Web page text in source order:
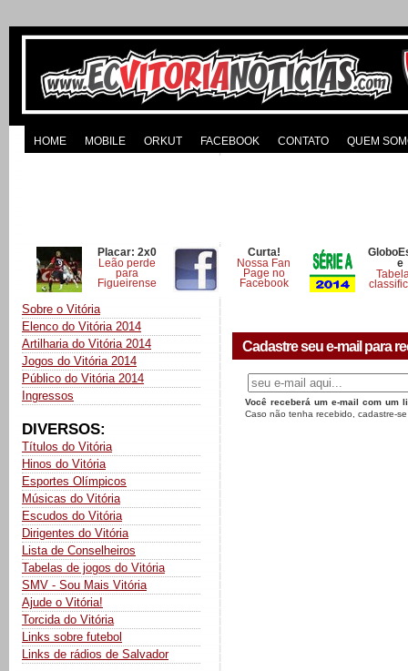
HOME MOBILE ORKUT FACEBOOK CONTATO QUEM
Placar: 2x0
Leão perde
para
Figueirense
Curta!
Nossa Fan
Page no
Facebook
e
Sobre o Vitória
Elenco do Vitória 2014
Artilharia do Vitória 2014
Jogos do Vitória 2014
Público do Vitória 2014
Ingressos
DIVERSOS:
Títulos do Vitória
Hinos do Vitória
Esportes Olímpicos
Músicas do Vitória
Escudos do Vitória
Dirigentes do Vitória
Lista de Conselheiros
Tabelas de jogos do Vitória
SMV - Sou Mais Vitória
Ajude o Vitória!
Torcida do Vitória
Links sobre futebol
Links de rádios de Salvador
Cadastre seu e-mail para
Você receberá um e-mail com um
Caso não tenha recebido, cadastre-